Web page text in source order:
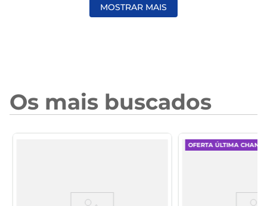
MOSTRAR MAIS
Os mais buscados
OFERTA ÚLTIMA CHANCE